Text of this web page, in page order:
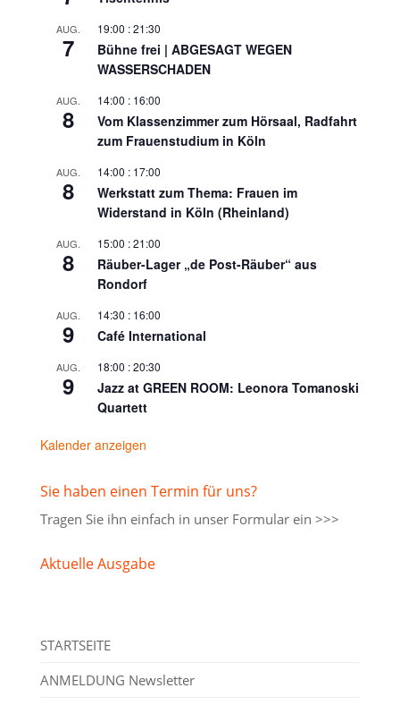
AUG.
7
19:00 :21:30
Bühne frei | ABGESAGT WEGEN
WASSERSCHADEN
AUG.
8
14:00 : 16:00
Vom Klassenzimmer zum Hörsaal, Radfahrt
zum Frauenstudium in Köln
AUG.
8
14:00 : 17:00
Werkstatt zum Thema: Frauen im
Widerstand in Köln (Rheinland)
AUG.
8
15:00 :21:00
Räuber-Lager „de Post-Räuber“ aus
Rondorf
AUG.
9
14:30 : 16:00
Café International
AUG.
9
18:00 :20:30
Jazz at GREEN ROOM: Leonora Tomanoski
Quartett
Kalender anzeigen
Sie haben einen Termin für uns?
Tragen Sie ihn einfach in unser Formular ein >>>
Aktuelle Ausgabe
STARTSEITE
ANMELDUNG Newsletter